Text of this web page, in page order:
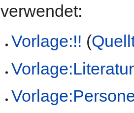
verwendet:
Vorlage:!! (
Vorlage:Literatur